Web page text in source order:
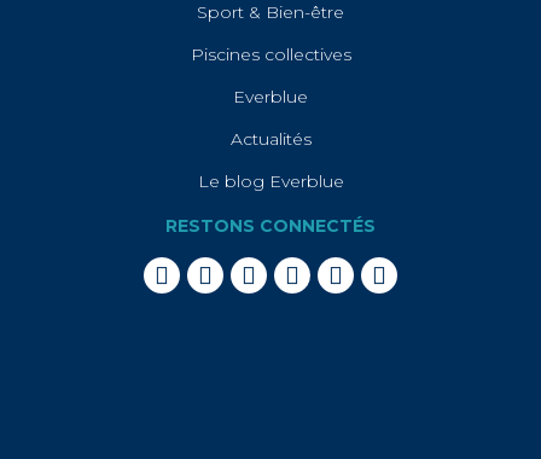
Sport & Bien-être
Piscines collectives
Everblue
Actualités
Le blog Everblue
RESTONS CONNECTÉS